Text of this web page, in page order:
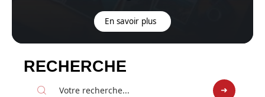
En savoir plus
RECHERCHE